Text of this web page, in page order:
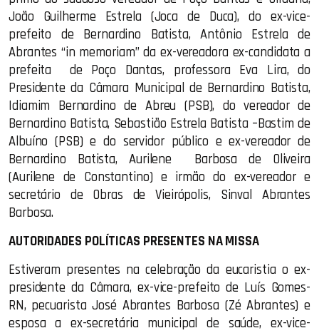
João Guilherme Estrela (Joca de Duca), do ex-vice-
prefeito de Bernardino Batista, Antônio Estrela de
Abrantes “in memoriam” da ex-vereadora ex-candidata a
prefeita
de Poço Dantas, professora Eva Lira, do
Presidente da Câmara Municipal de Bernardino Batista,
Idiamim Bernardino de Abreu (PSB), do vereador de
Bernardino Batista, Sebastião Estrela Batista –Bastim de
Albuíno (PSB) e do servidor público e ex-vereador de
Bernardino Batista, Aurilene
Barbosa de Oliveira
(Aurilene de Constantino) e irmão do ex-vereador e
secretário de Obras de Vieirópolis, Sinval Abrantes
Barbosa.
AUTORIDADES POLÍTICAS PRESENTES NA MISSA
Estiveram presentes na celebração da eucaristia o ex-
presidente da Câmara, ex-vice-prefeito de Luís Gomes-
RN, pecuarista José Abrantes Barbosa (Zé Abrantes) e
esposa a ex-secretária municipal de saúde, ex-vice-